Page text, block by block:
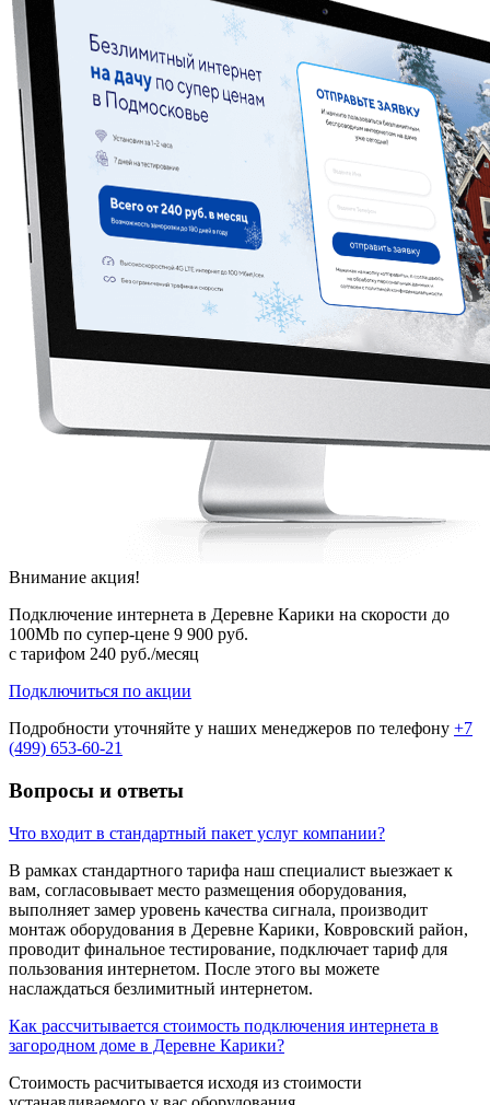
Внимание акция!
Подключение интернета в Деревне Карики на скорости до
100Mb по супер-цене 9 900 руб.
с тарифом 240 руб./месяц
Подключиться по акции
Подробности уточняйте у наших менеджеров по телефону +7
(499) 653-60-21
Вопросы и ответы
Что входит в стандартный пакет услуг компании?
В рамках стандартного тарифа наш специалист выезжает к
вам, согласовывает место размещения оборудования,
выполняет замер уровень качества сигнала, производит
монтаж оборудования в Деревне Карики, Ковровский район,
проводит финальное тестирование, подключает тариф для
пользования интернетом. После этого вы можете
наслаждаться безлимитный интернетом.
Как рассчитывается стоимость подключения интернета в
загородном доме в Деревне Карики?
Стоимость расчитывается исходя из стоимости